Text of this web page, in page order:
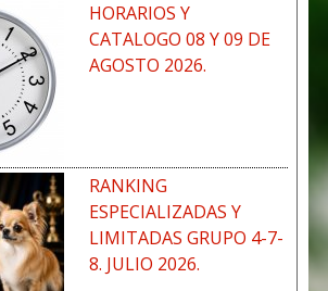
HORARIOS Y
CATALOGO 08 Y 09 DE
AGOSTO 2026.
RANKING
ESPECIALIZADAS Y
LIMITADAS GRUPO 4-7-
8. JULIO 2026.